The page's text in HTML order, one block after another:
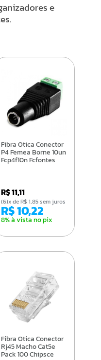
e
Fibra Otica Conector
P4 Femea Borne 10un
Fcp4f10n Fcfontes
R$ 11,11
R$ 10,22
8% à vista no pix
(6)x de R$ 1,85 sem juros
Fibra Otica Conector
Rj45 Macho Cat5e
Pack 100 Chipsce